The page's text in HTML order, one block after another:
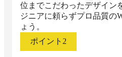
位までこだわったデザイン
ジニアに頼らずプロ品質の
ょう。
ポイント 2